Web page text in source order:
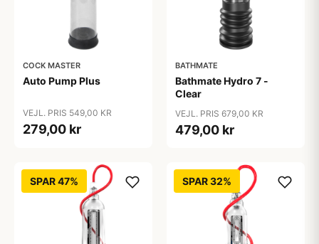
COCK MASTER
Auto Pump Plus
VEJL. PRIS 549,00 KR
279,00 kr
BATHMATE
Bathmate Hydro 7 -
Clear
VEJL. PRIS 679,00 KR
479,00 kr
SPAR 47% SPAR 32%